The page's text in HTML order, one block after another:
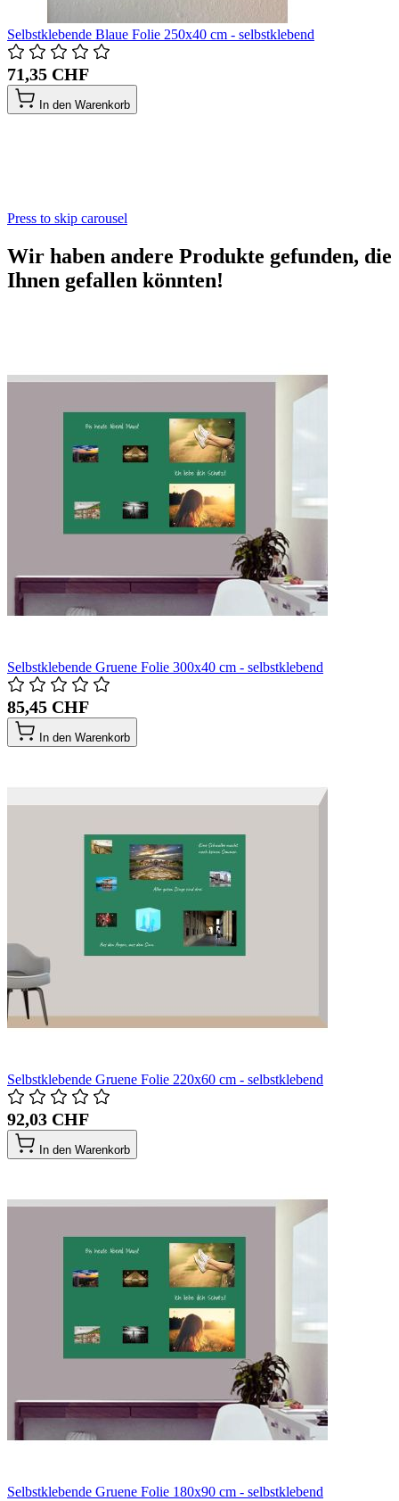
Selbstklebende Blaue Folie 250x40 cm - selbstklebend
71,35 CHF
In den Warenkorb
Press to skip carousel
Wir haben andere Produkte gefunden, die
Ihnen gefallen könnten!
Selbstklebende Gruene Folie 300x40 cm - selbstklebend
85,45 CHF
In den Warenkorb
Selbstklebende Gruene Folie 220x60 cm - selbstklebend
92,03 CHF
In den Warenkorb
Selbstklebende Gruene Folie 180x90 cm - selbstklebend